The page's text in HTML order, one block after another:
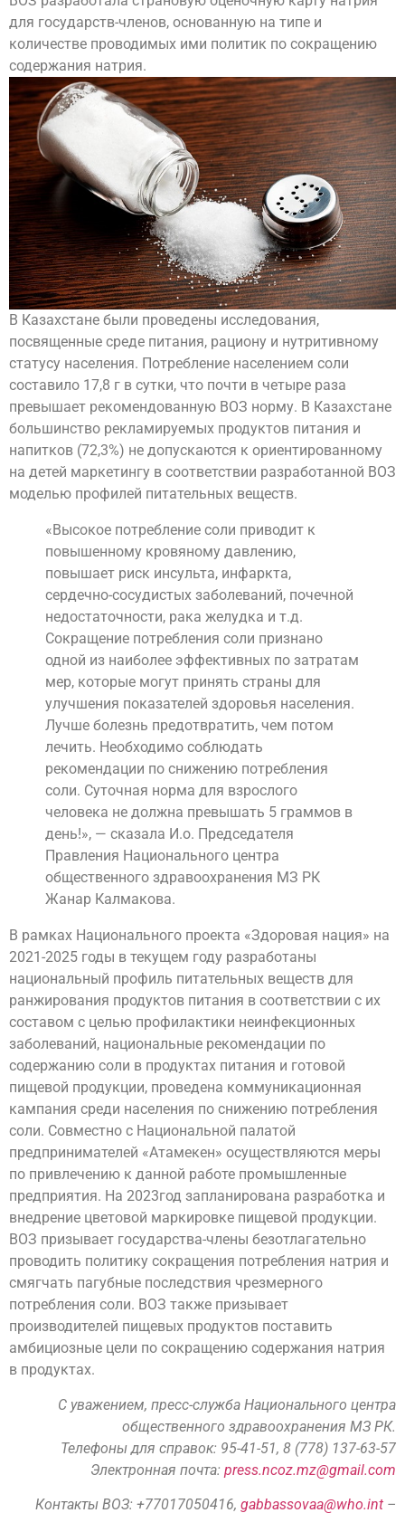
для государств-членов, основанную на типе и
количестве проводимых ими политик по сокращению
содержания натрия.
В Казахстане были проведены исследования,
посвященные среде питания, рациону и нутритивному
статусу населения. Потребление населением соли
составило 17,8 г в сутки, что почти в четыре раза
превышает рекомендованную ВОЗ норму. В Казахстане
большинство рекламируемых продуктов питания и
напитков (72,3%) не допускаются к ориентированному
на детей маркетингу в соответствии разработанной ВОЗ
моделью профилей питательных веществ.
«Высокое потребление соли приводит к
повышенному кровяному давлению,
повышает риск инсульта, инфаркта,
сердечно-сосудистых заболеваний, почечной
недостаточности, рака желудка и т.д.
Сокращение потребления соли признано
одной из наиболее эффективных по затратам
мер, которые могут принять страны для
улучшения показателей здоровья населения.
Лучше болезнь предотвратить, чем потом
лечить. Необходимо соблюдать
рекомендации по снижению потребления
соли. Суточная норма для взрослого
человека не должна превышать 5 граммов в
день!», — сказала И.о. Председателя
Правления Национального центра
общественного здравоохранения МЗ РК
Жанар Калмакова.
В рамках Национального проекта «Здоровая нация» на
2021-2025 годы в текущем году разработаны
национальный профиль питательных веществ для
ранжирования продуктов питания в соответствии с их
составом с целью профилактики неинфекционных
заболеваний, национальные рекомендации по
содержанию соли в продуктах питания и готовой
пищевой продукции, проведена коммуникационная
кампания среди населения по снижению потребления
соли. Совместно с Национальной палатой
предпринимателей «Атамекен» осуществляются меры
по привлечению к данной работе промышленные
предприятия. На 2023год запланирована разработка и
внедрение цветовой маркировке пищевой продукции.
ВОЗ призывает государства-члены безотлагательно
проводить политику сокращения потребления натрия и
смягчать пагубные последствия чрезмерного
потребления соли. ВОЗ также призывает
производителей пищевых продуктов поставить
амбициозные цели по сокращению содержания натрия
в продуктах.
С уважением, пресс-служба Национального центра
общественного здравоохранения МЗ РК.
Телефоны для справок: 95-41-51, 8 (778) 137-63-57
Электронная почта: press.ncoz.mz@gmail.com
Контакты ВОЗ: +77017050416, gabbassovaa@who.int –